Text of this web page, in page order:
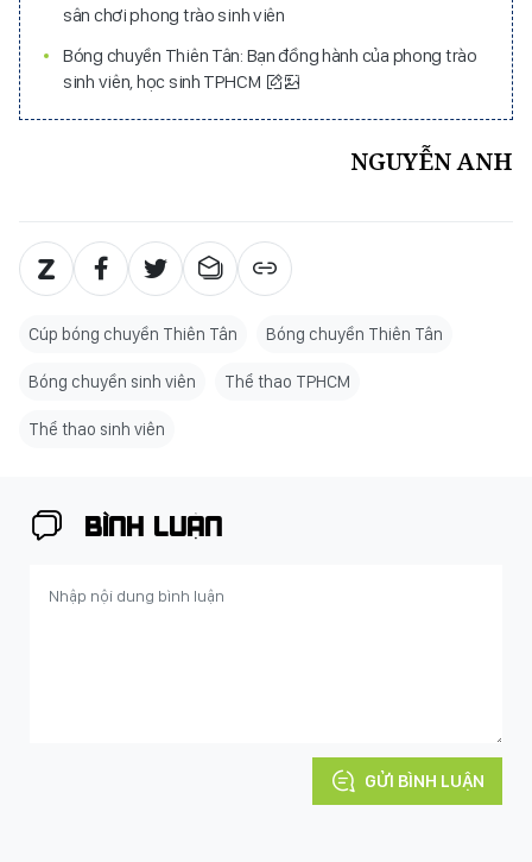
sân chơi phong trào sinh viên
Bóng chuyền Thiên Tân: Bạn đồng hành của phong trào
sinh viên, học sinh TPHCM
NGUYỄN ANH
Cúp bóng chuyền Thiên Tân Bóng chuyền Thiên Tân
Bóng chuyền sinh viên Thể thao TPHCM
Thể thao sinh viên
BÌNH LUẬN
GỬI BÌNH LUẬN